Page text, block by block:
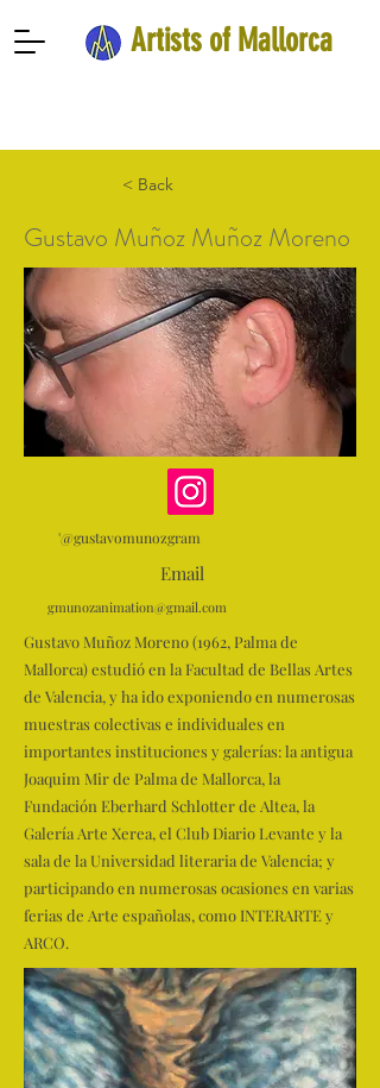
Artists of Mallorca
< Back
Gustavo Muñoz Muñoz Moreno
'@gustavomunozgram
Email
gmunozanimation@gmail.com
Gustavo Muñoz Moreno (1962, Palma de
Mallorca) estudió en la Facultad de Bellas Artes
de Valencia, y ha ido exponiendo en numerosas
muestras colectivas e individuales en
importantes instituciones y galerías: la antigua
Joaquim Mir de Palma de Mallorca, la
Fundación Eberhard Schlotter de Altea, la
Galería Arte Xerea, el Club Diario Levante y la
sala de la Universidad literaria de Valencia; y
participando en numerosas ocasiones en varias
ferias de Arte españolas, como INTERARTE y
ARCO.